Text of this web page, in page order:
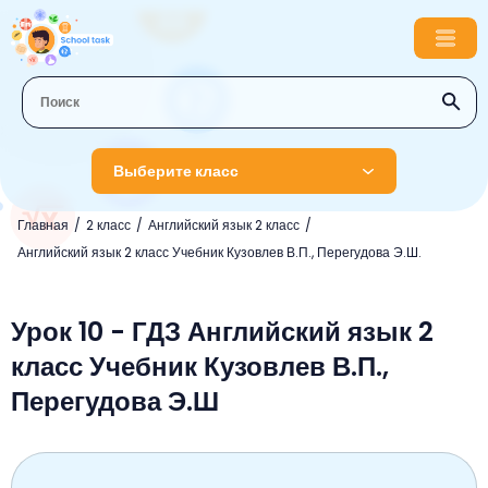
Выберите класс
Главная 2 класс
Английский язык 2 класс
Английский язык 2 класс Учебник Кузовлев В.П., Перегудова Э.Ш.
1 класс
Русский язык
Литературное чтение
Окружающий мир
Математика
Математика
Английский язык
Информатика
Литературное чтение
3 класс
Музыка
Окружающий мир
4 класс
5 класс
Урок 10 - ГДЗ Английский язык 2
класс Учебник Кузовлев В.П.,
Перегудова Э.Ш